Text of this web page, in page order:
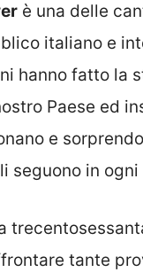
è una delle
italiano e
hanno fatto la
Paese ed
e
seguono in
a
tante